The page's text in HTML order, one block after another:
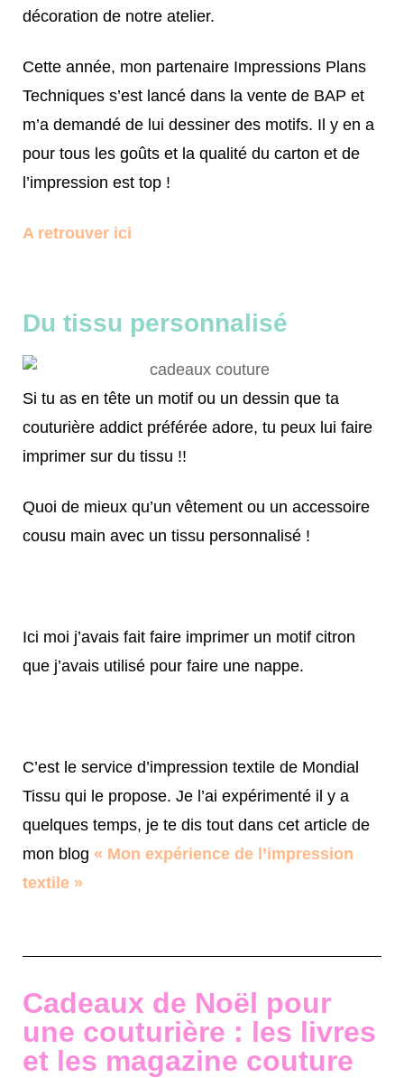
décoration de notre atelier.
Cette année, mon partenaire Impressions Plans
Techniques s’est lancé dans la vente de BAP et
m’a demandé de lui dessiner des motifs. Il y en a
pour tous les goûts et la qualité du carton et de
l’impression est top !
A retrouver ici
Du tissu personnalisé
Si tu as en tête un motif ou un dessin que ta
couturière addict préférée adore, tu peux lui faire
imprimer sur du tissu !!
Quoi de mieux qu’un vêtement ou un accessoire
cousu main avec un tissu personnalisé !
Ici moi j’avais fait faire imprimer un motif citron
que j’avais utilisé pour faire une nappe.
C’est le service d’impression textile de Mondial
Tissu qui le propose. Je l’ai expérimenté il y a
quelques temps, je te dis tout dans cet article de
mon blog « Mon expérience de l’impression
textile »
Cadeaux de Noël pour
une couturière : les livres
et les magazine couture